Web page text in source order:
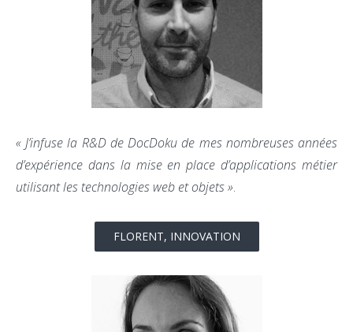
« J’infuse la R&D de DocDoku de mes nombreuses années
d’expérience dans la mise en place d’applications métier
utilisant les technologies web et objets ».
FLORENT, INNOVATION